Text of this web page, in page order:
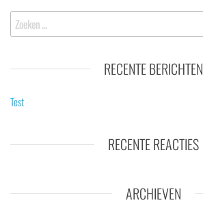
Zoeken
naar:
RECENTE BERICHTEN
Test
RECENTE REACTIES
ARCHIEVEN